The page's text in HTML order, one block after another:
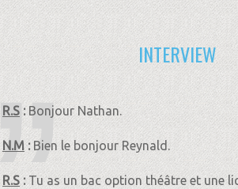
INTERVIEW
R.S :Bonjour Nathan.
N.M: Bien le bonjour Reynald.
R.S :Tu as un bac option théâtre et une